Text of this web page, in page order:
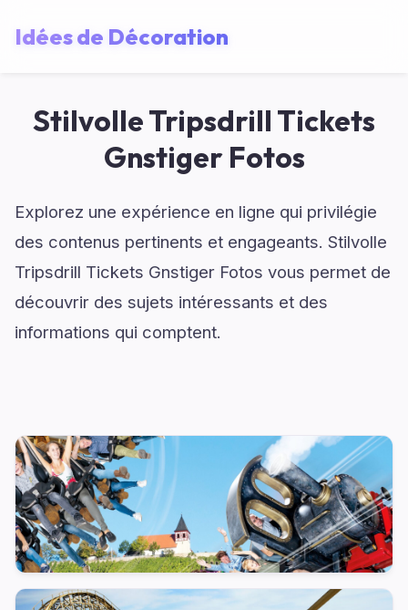
Idées de Décoration
Stilvolle Tripsdrill Tickets
Gnstiger Fotos
Explorez une expérience en ligne qui privilégie
des contenus pertinents et engageants. Stilvolle
Tripsdrill Tickets Gnstiger Fotos vous permet de
découvrir des sujets intéressants et des
informations qui comptent.